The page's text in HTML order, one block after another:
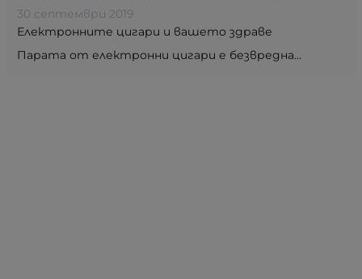
30 септември 2019
Електронните цигари и вашето здраве
Парата от електронни цигари е безвредна...